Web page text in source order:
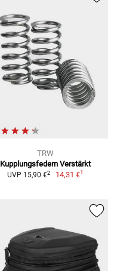
TRW
Kupplungsfedern Verstärkt
UVP 15,90 €2 14,31 €1